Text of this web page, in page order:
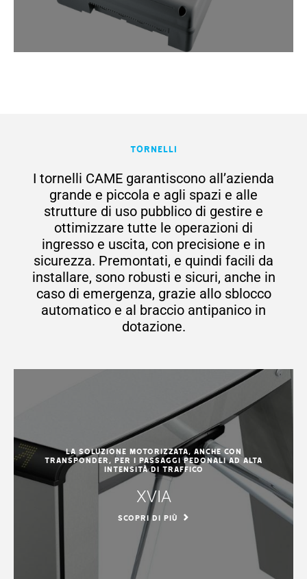
Tornelli
I tornelli CAME garantiscono all’azienda
grande e piccola e agli spazi e alle
strutture di uso pubblico di gestire e
ottimizzare tutte le operazioni di
ingresso e uscita, con precisione e in
sicurezza. Premontati, e quindi facili da
installare, sono robusti e sicuri, anche in
caso di emergenza, grazie allo sblocco
automatico e al braccio antipanico in
dotazione.
La soluzione motorizzata, anche con
transponder, per i passaggi pedonali ad alta
intensità di traffico
XVIA
SCOPRI DI PIÙ